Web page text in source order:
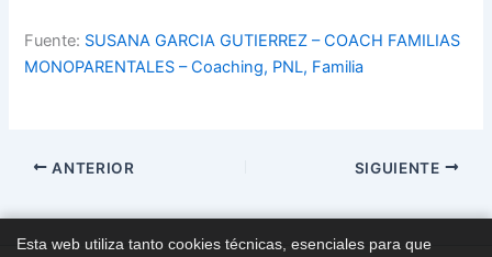
Fuente: SUSANA GARCIA GUTIERREZ – COACH FAMILIAS
MONOPARENTALES – Coaching, PNL, Familia
ANTERIOR SIGUIENTE
Esta web utiliza tanto cookies técnicas, esenciales para que